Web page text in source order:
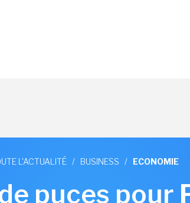
L'ACTUALITÉ / BUSINESS / ECONOMIE
puces pour